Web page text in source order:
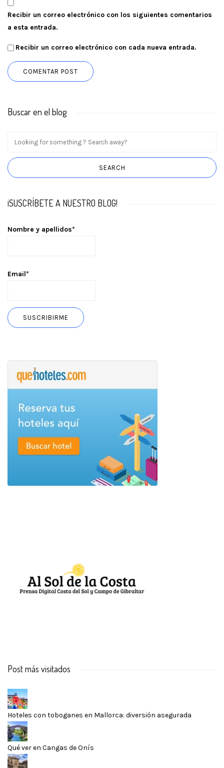
Recibir un correo electrónico con los siguientes comentarios
a esta entrada.
Recibir un correo electrónico con cada nueva entrada.
Buscar en el blog
¡SUSCRÍBETE A NUESTRO BLOG!
Nombre y apellidos*
Email*
Post más visitados
Hoteles con toboganes en Mallorca: diversión asegurada
Qué ver en Cangas de Onís